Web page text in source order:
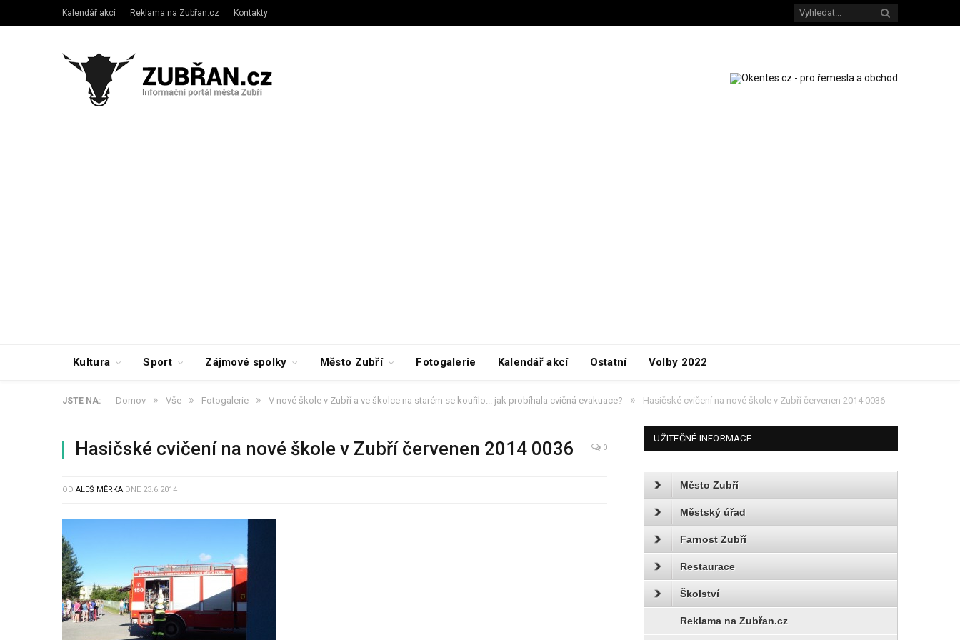
Kalendář akcí Reklama na Zubřan.cz Kontakty
Kultura Sport Zájmové spolky Město Zubří Fotogalerie Kalendář akcí Ostatní Volby 2022
JSTE NA: Domov » Vše » Fotogalerie » V nové škole v Zubří a ve školce na starém se kouřilo... jak probíhala cvičná evakuace? » Hasičské cvičení na nové škole v Zubří červenen 2014 0036
Hasičské cvičení na nové škole v Zubří červenen 2014 0036 0
OD ALEŠ MĚRKA DNE 23.6.2014
UŽITEČNÉ INFORMACE
Město Zubří
Městský úřad
Farnost Zubří
Restaurace
Školství
Reklama na Zubřan.cz